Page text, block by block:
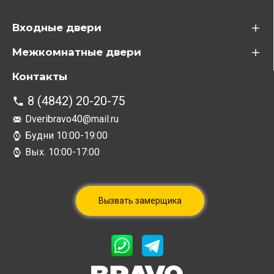
Входные двери
Межкомнатные двери
Контакты
8 (4842) 20-20-75
Dveribravo40@mail.ru
Будни 10:00-19:00
Вых. 10:00-17:00
Вызвать замерщика